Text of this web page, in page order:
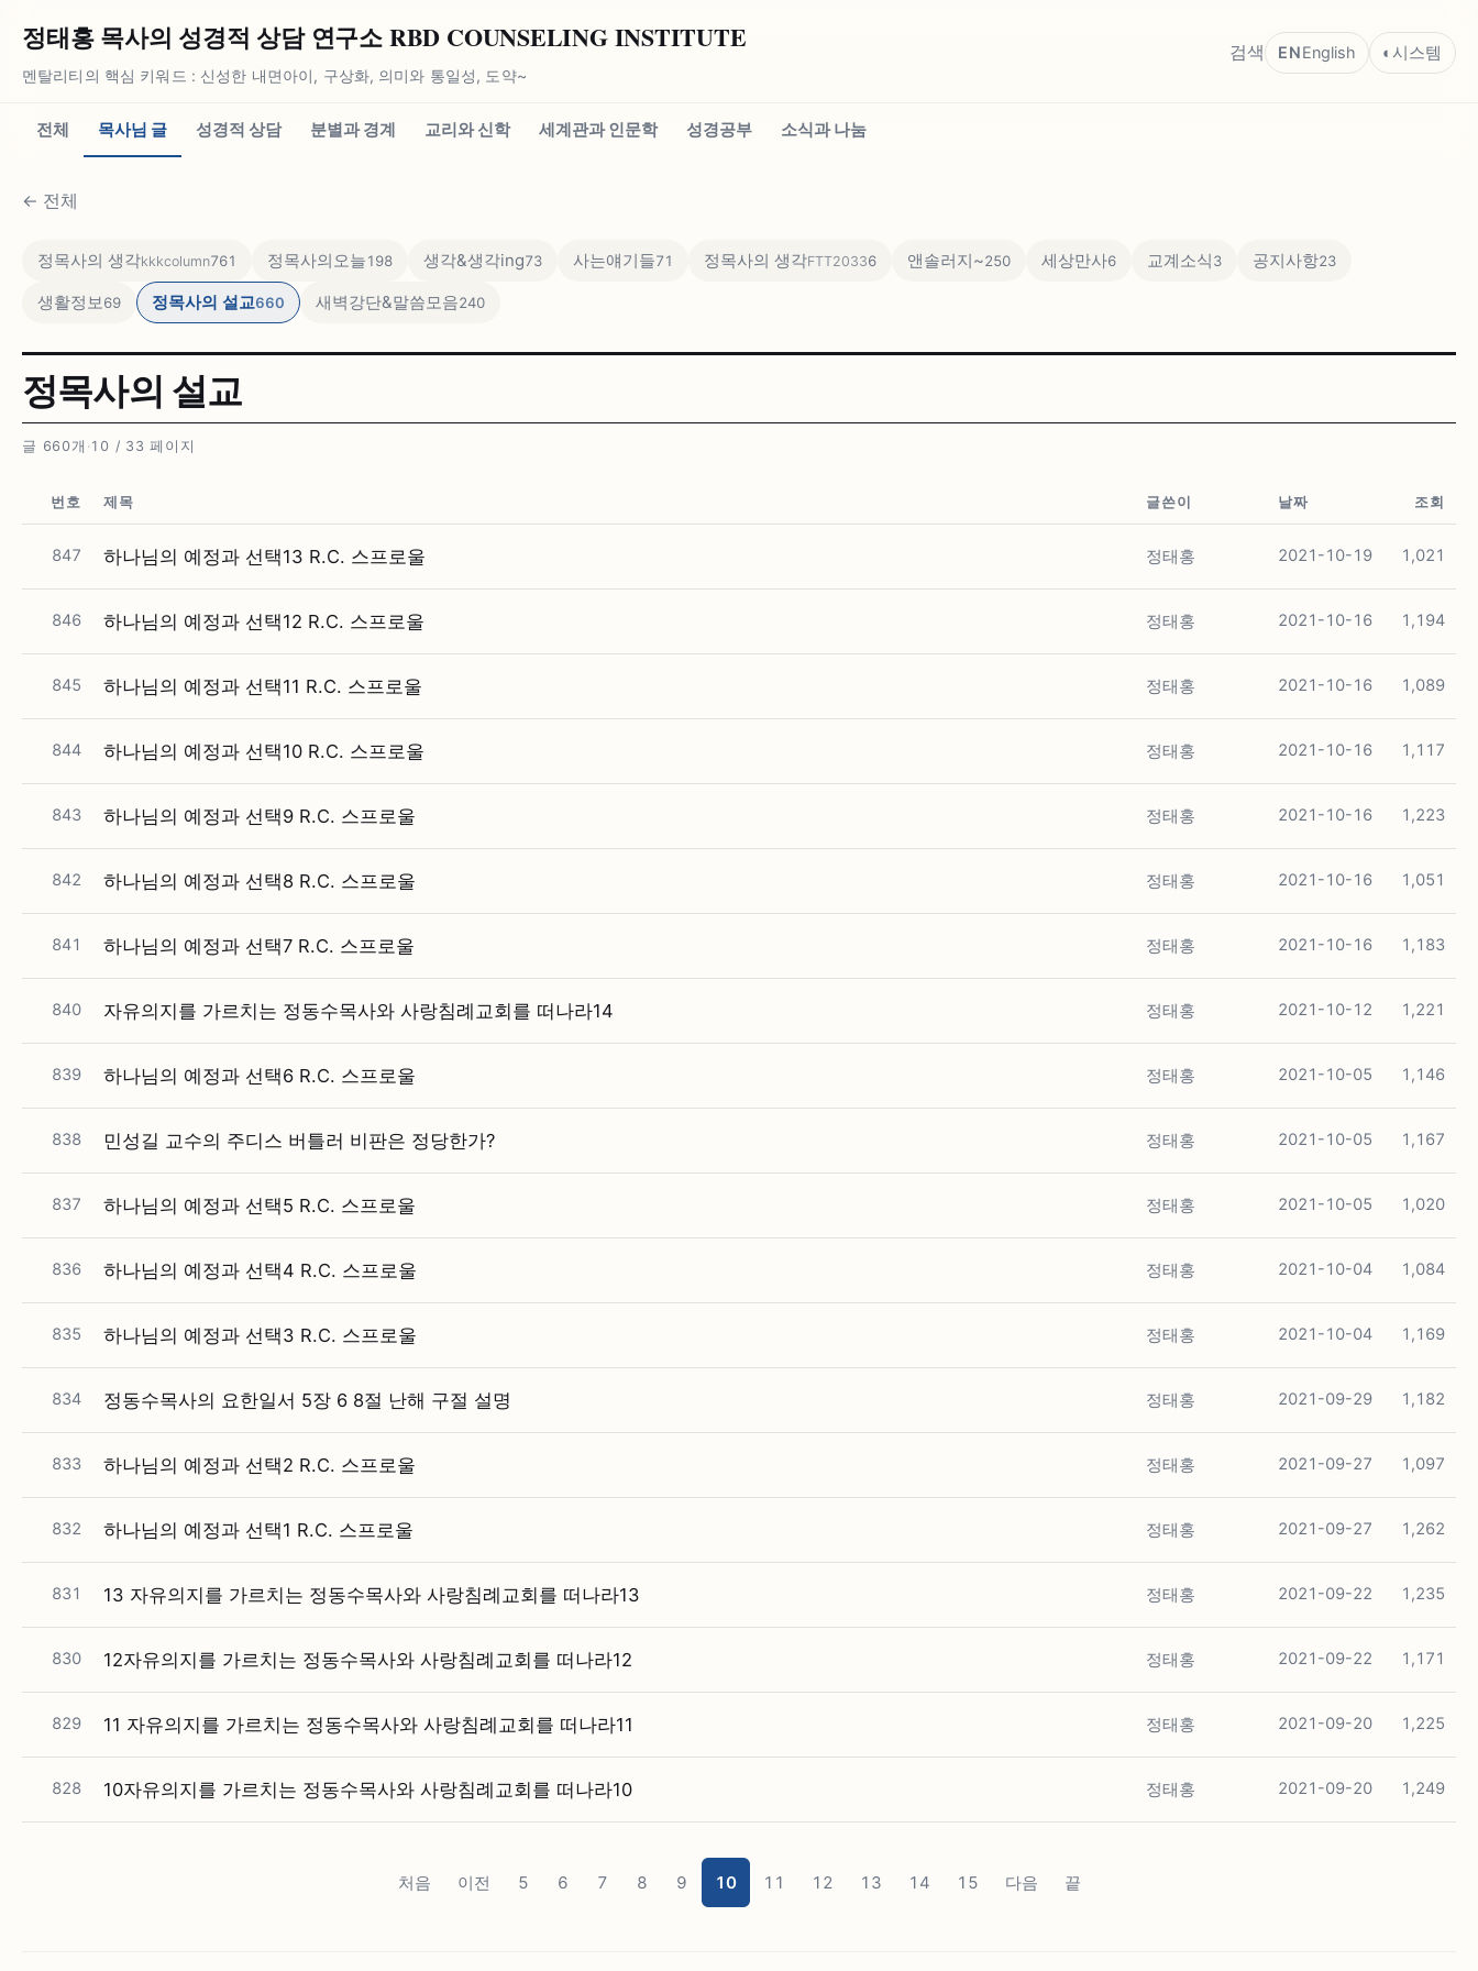
정태홍 목사의 성경적 상담 연구소 RBD COUNSELING INSTITUTE
멘탈리티의 핵심 키워드 : 신성한 내면아이, 구상화, 의미와 통일성, 도약~
검색 ENEnglish ◐ 시스템
전체 목사님 글 성경적 상담 분별과 경계 교리와 신학 세계관과 인문학 성경공부 소식과 나눔
← 전체
정목사의 생각kkkcolumn761 정목사의오늘198 생각&생각ing73 사는얘기들71 정목사의 생각FTT20336 앤솔러지~250 세상만사6 교계소식3 공지사항23
생활정보69 정목사의 설교660 새벽강단&말씀모음240
정목사의 설교
글 660개 · 10 / 33 페이지
번호 제목 글쓴이 날짜 조회
847 하나님의 예정과 선택13 R.C. 스프로울 정태홍 2021-10-19 1,021
846 하나님의 예정과 선택12 R.C. 스프로울 정태홍 2021-10-16 1,194
845 하나님의 예정과 선택11 R.C. 스프로울 정태홍 2021-10-16 1,089
844 하나님의 예정과 선택10 R.C. 스프로울 정태홍 2021-10-16 1,117
843 하나님의 예정과 선택9 R.C. 스프로울 정태홍 2021-10-16 1,223
842 하나님의 예정과 선택8 R.C. 스프로울 정태홍 2021-10-16 1,051
841 하나님의 예정과 선택7 R.C. 스프로울 정태홍 2021-10-16 1,183
840 자유의지를 가르치는 정동수목사와 사랑침례교회를 떠나라14 정태홍 2021-10-12 1,221
839 하나님의 예정과 선택6 R.C. 스프로울 정태홍 2021-10-05 1,146
838 민성길 교수의 주디스 버틀러 비판은 정당한가? 정태홍 2021-10-05 1,167
837 하나님의 예정과 선택5 R.C. 스프로울 정태홍 2021-10-05 1,020
836 하나님의 예정과 선택4 R.C. 스프로울 정태홍 2021-10-04 1,084
835 하나님의 예정과 선택3 R.C. 스프로울 정태홍 2021-10-04 1,169
834 정동수목사의 요한일서 5장 6 8절 난해 구절 설명 정태홍 2021-09-29 1,182
833 하나님의 예정과 선택2 R.C. 스프로울 정태홍 2021-09-27 1,097
832 하나님의 예정과 선택1 R.C. 스프로울 정태홍 2021-09-27 1,262
831 13 자유의지를 가르치는 정동수목사와 사랑침례교회를 떠나라13 정태홍 2021-09-22 1,235
830 12자유의지를 가르치는 정동수목사와 사랑침례교회를 떠나라12 정태홍 2021-09-22 1,171
829 11 자유의지를 가르치는 정동수목사와 사랑침례교회를 떠나라11 정태홍 2021-09-20 1,225
828 10자유의지를 가르치는 정동수목사와 사랑침례교회를 떠나라10 정태홍 2021-09-20 1,249
처음 이전 5 6 7 8 9 10 11 12 13 14 15 다음 끝